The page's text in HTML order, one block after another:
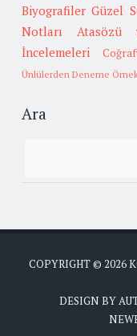
Biyografiler Güzel
Notları
Atasözü
İncelemeleri
Ünlülerden Deneme
Ara
COPYRIGHT © 2026
DESIGN BY